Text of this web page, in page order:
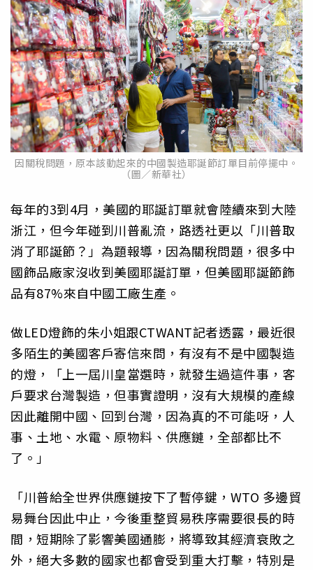
因關稅問題，原本該動起來的中國製造耶誕節訂單目前停擺中。
（圖／新華社）
每年的3到4月，美國的耶誕訂單就會陸續來到大陸
浙江，但今年碰到川普亂流，路透社更以「川普取
消了耶誕節？」為題報導，因為關稅問題，很多中
國飾品廠家沒收到美國耶誕訂單，但美國耶誕節飾
品有87%來自中國工廠生產。
做LED燈飾的朱小姐跟CTWANT記者透露，最近很
多陌生的美國客戶寄信來問，有沒有不是中國製造
的燈，「上一屆川皇當選時，就發生過這件事，客
戶要求台灣製造，但事實證明，沒有大規模的產線
因此離開中國、回到台灣，因為真的不可能呀，人
事、土地、水電、原物料、供應鏈，全部都比不
了。」
「川普給全世界供應鏈按下了暫停鍵，WTO 多邊貿
易舞台因此中止，今後重整貿易秩序需要很長的時
間，短期除了影響美國通膨，將導致其經濟衰敗之
外，絕大多數的國家也都會受到重大打擊，特別是